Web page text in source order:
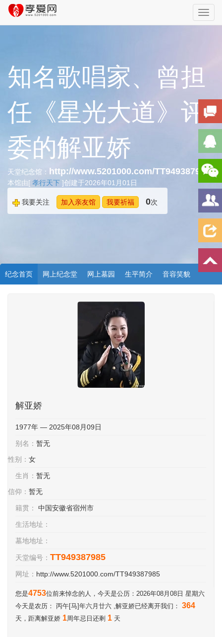
知名歌唱家、曾担
任《星光大道》评
委的解亚娇
天堂纪念馆： http://www.5201000.com/TT949387985
本馆由[ 孝行天下 ]创建于2026年01月01日
我要关注 加入亲友馆 我要祈福 0次
纪念首页 网上纪念堂 网上墓园 生平简介 音容笑貌
解亚娇
1977年 — 2025年08月09日
别名： 暂无
性别： 女
生肖： 暂无
信仰： 暂无
籍贯： 中国安徽省宿州市
生活地址：
墓地地址：
天堂编号： TT949387985
网址： http://www.5201000.com/TT949387985
您是4753位前来悼念的人，今天是公历：2026年08月08日 星期六
今天是农历： 丙午[马]年六月廿六 ,解亚娇已经离开我们： 364
天，距离解亚娇 1周年忌日还剩 1 天